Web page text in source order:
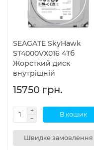
SEAGATE SkyHawk
ST4000VX016 4Тб
Жорсткий диск
внутрішній
15750 грн.
В кошик
Швидке замовлення